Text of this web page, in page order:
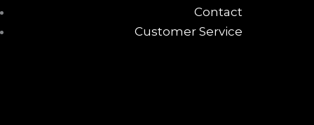
Contact
Customer Service